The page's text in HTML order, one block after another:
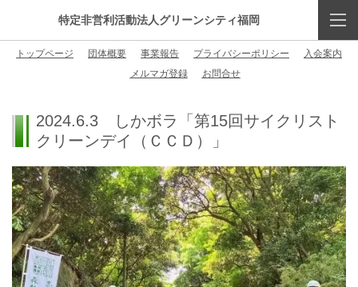
特定非営利活動法人グリーンシティ福岡
トップページ 団体概要 事業報告 プライバシーポリシー
入会案内
メルマガ登録
お問合せ
2024.6.3 しかボラ「第15回サイクリスト
クリーンデイ（ＣＣＤ）」